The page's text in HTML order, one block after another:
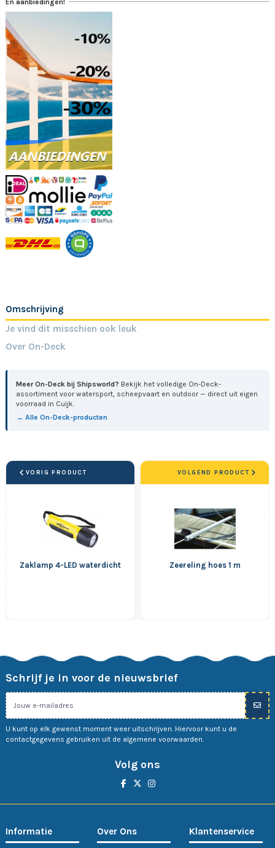
Omschrijving
Je vind dit misschien ook leuk
Over On-Deck
Meer On-Deck bij Shipsworld? Bekijk het volledige On-Deck-
assortiment voor watersport, scheepvaart en outdoor — direct uit eigen
voorraad in Cuijk.
→ Alle On-Deck-producten
VORIG PRODUCT
Zaklamp 4-LED waterdicht Zeereling hoes 1 m
VOLGEND PRODUCT
Schrijf je in voor de nieuwsbrief
U kunt op elk gewenst moment weer uitschrijven. Hiervoor kunt u de
contactgegevens gebruiken uit de algemene voorwaarden.
Volg ons
Informatie Over Ons Klantenservice